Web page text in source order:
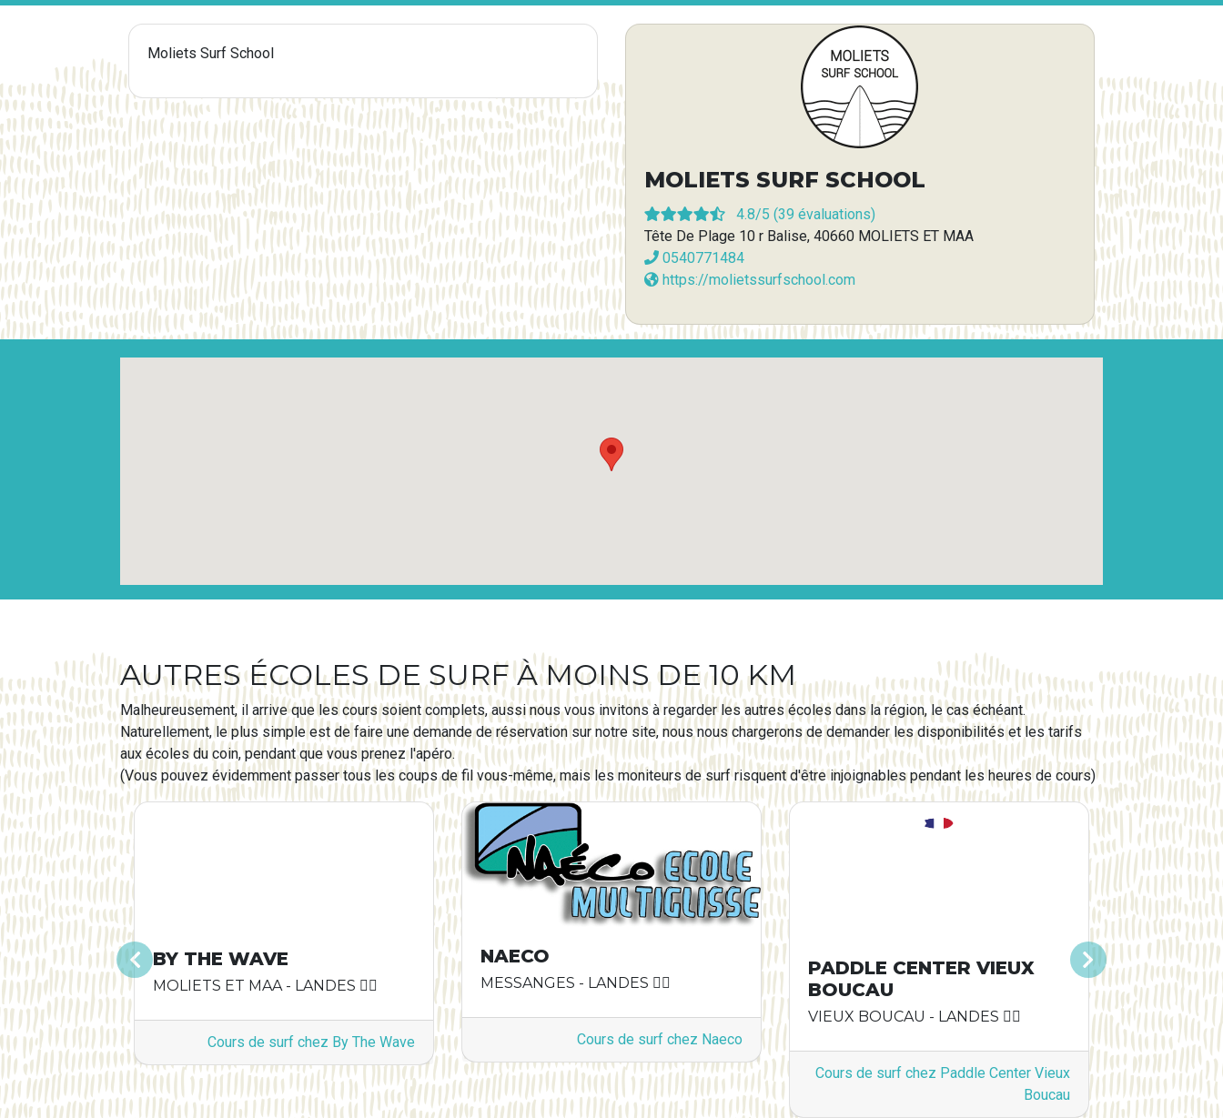
Moliets Surf School
MOLIETS SURF SCHOOL
4.8/5 (39 évaluations)
Tête De Plage 10 r Balise, 40660 MOLIETS ET MAA
0540771484
https://molietssurfschool.com
AUTRES ÉCOLES DE SURF À MOINS DE 10 KM
Malheureusement, il arrive que les cours soient complets, aussi nous vous invitons à regarder les autres écoles dans la région, le cas échéant.
Naturellement, le plus simple est de faire une demande de réservation sur notre site, nous nous chargerons de demander les disponibilités et les tarifs
aux écoles du coin, pendant que vous prenez l'apéro.
(Vous pouvez évidemment passer tous les coups de fil vous-même, mais les moniteurs de surf risquent d'être injoignables pendant les heures de cours)
BY THE WAVE
MOLIETS ET MAA - LANDES 🏄‍♂️
Cours de surf chez By The Wave
NAECO
MESSANGES - LANDES 🏄‍♂️
Cours de surf chez Naeco
PADDLE CENTER VIEUX
BOUCAU
VIEUX BOUCAU - LANDES 🏄‍♂️
Cours de surf chez Paddle Center Vieux
Boucau
Précédent Suivant